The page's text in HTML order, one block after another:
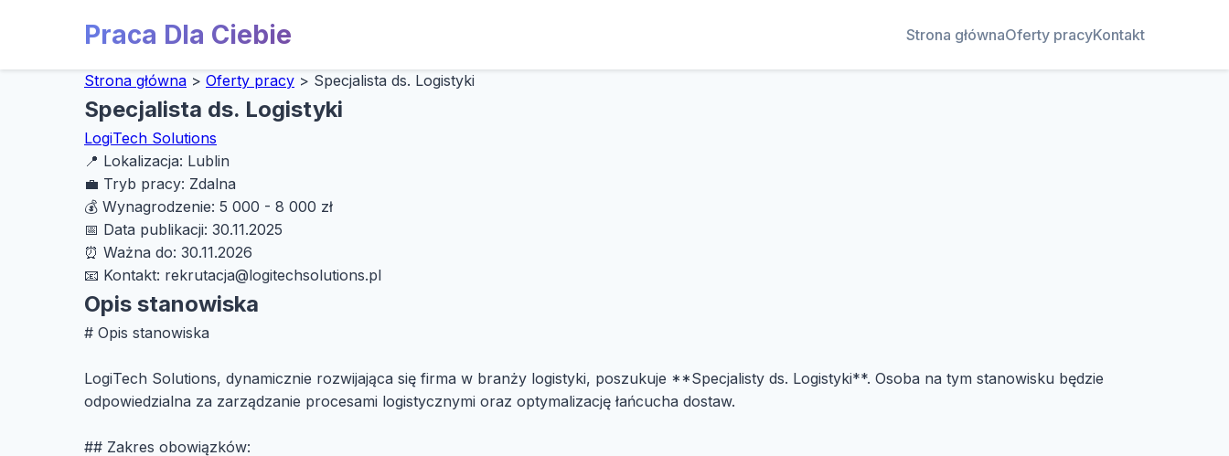
Praca Dla Ciebie Strona głównaOferty pracyKontakt
Strona główna > Oferty pracy > Specjalista ds. Logistyki
Specjalista ds. Logistyki
LogiTech Solutions
📍 Lokalizacja: Lublin
💼 Tryb pracy: Zdalna
💰 Wynagrodzenie: 5 000 - 8 000 zł
📅 Data publikacji: 30.11.2025
⏰ Ważna do: 30.11.2026
📧 Kontakt: rekrutacja@logitechsolutions.pl
Opis stanowiska
# Opis stanowiska
LogiTech Solutions, dynamicznie rozwijająca się firma w branży logistyki, poszukuje **Specjalisty ds. Logistyki**. Osoba na tym stanowisku będzie
odpowiedzialna za zarządzanie procesami logistycznymi oraz optymalizację łańcucha dostaw.
## Zakres obowiązków: